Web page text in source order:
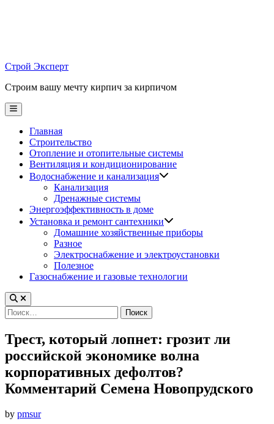
Строй Эксперт
Строим вашу мечту кирпич за кирпичом
Main
Menu
Главная
Строительство
Отопление и отопительные системы
Вентиляция и кондиционирование
Водоснабжение и канализация
Канализация
Дренажные системы
Энергоэффективность в доме
Установка и ремонт сантехники
Домашние хозяйственные приборы
Разное
Электроснабжение и электроустановки
Полезное
Газоснабжение и газовые технологии
Найти:
Трест, который лопнет: грозит ли
российской экономике волна
корпоративных дефолтов?
Комментарий Семена Новопрудского
by pmsur